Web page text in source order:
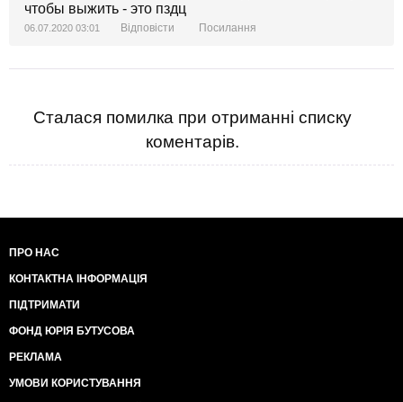
чтобы выжить - это пздц
06.07.2020 03:01 Відповісти Посилання
Сталася помилка при отриманні списку
коментарів.
ПРО НАС
КОНТАКТНА ІНФОРМАЦІЯ
ПІДТРИМАТИ
ФОНД ЮРІЯ БУТУСОВА
РЕКЛАМА
УМОВИ КОРИСТУВАННЯ